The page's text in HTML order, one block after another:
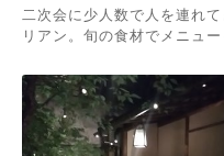
二次会に少人数で人を連れ
リアン。旬の食材でメニュ